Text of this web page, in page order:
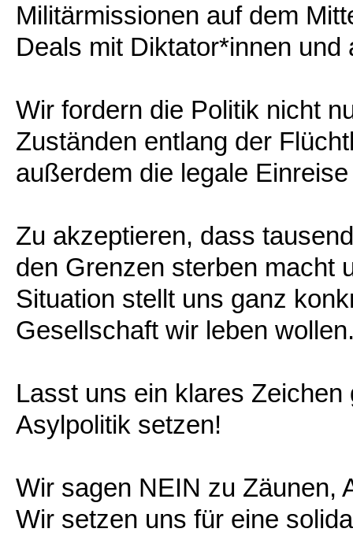
Militärmissionen auf dem
Deals mit Diktator*innen
Wir fordern die Politik nicht
Zuständen entlang der
außerdem die legale
Zu akzeptieren, dass
den Grenzen sterben macht
Situation stellt uns ganz
Gesellschaft wir leben
Lasst uns ein klares
Asylpolitik setzen!
Wir sagen NEIN zu Zäunen,
Wir setzen uns für eine